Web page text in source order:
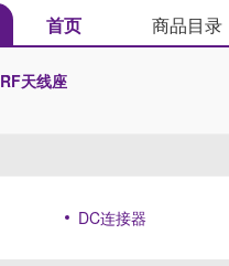
首页 商品目录
RF天线座
DC连接器